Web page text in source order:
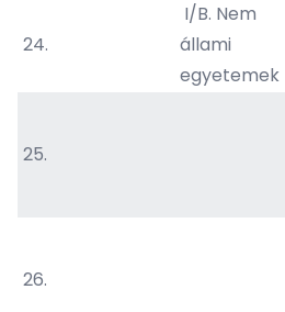
24.
I/B. Nem
állami
egyetemek
25.
26.